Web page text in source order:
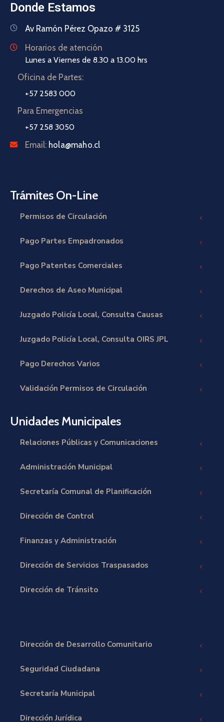
Donde Estamos
Av Ramón Pérez Opazo # 3125
Horarios de atención
Lunes a Viernes de 8.30 a 13.00 hrs
Oficina de Partes:
+57 2583 000
Para Emergencias
+57 258 3050
Email: hola@maho.cl
Trámites On-Line
Permisos de Circulación
Pago Partes Empadronados
Pago Patentes Comerciales
Derechos de Aseo Municipal
Juzgado Policía Local, Consulta Causas
Juzgado Policía Local, Consulta OIRS JPL
Pago Derechos Varios
Validación Permisos de Circulación
Unidades Municipales
Relaciones Públicas y Comunicaciones
Administración Municipal
Secretaría Comunal de Planificación
Dirección de Control
Finanzas y Administración
Dirección de Servicios Traspasados
Dirección de Tránsito
Dirección de Desarrollo Comunitario
Seguridad Ciudadana
Secretaría Municipal
Dirección Jurídica